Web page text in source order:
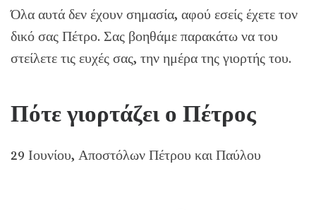
Όλα αυτά δεν έχουν σημασία, αφού εσείς έχετε τον
δικό σας Πέτρο. Σας βοηθάμε παρακάτω να του
στείλετε τις ευχές σας, την ημέρα της γιορτής του.
Πότε γιορτάζει ο Πέτρος
29 Ιουνίου, Αποστόλων Πέτρου και Παύλου